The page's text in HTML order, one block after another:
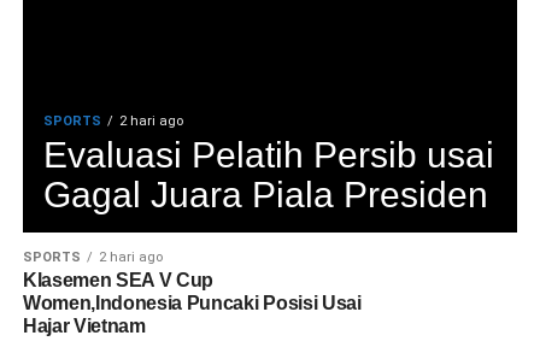
SPORTS 2 hari ago
Evaluasi Pelatih Persib usai
Gagal Juara Piala Presiden
SPORTS 2 hari ago
Klasemen SEA V Cup
Women,Indonesia Puncaki Posisi Usai
Hajar Vietnam